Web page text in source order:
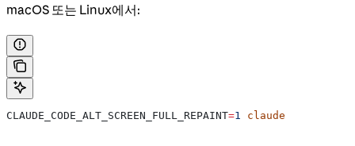
macOS 또는 Linux에서:
CLAUDE_CODE_ALT_SCREEN_FULL_REPAINT=1 claude